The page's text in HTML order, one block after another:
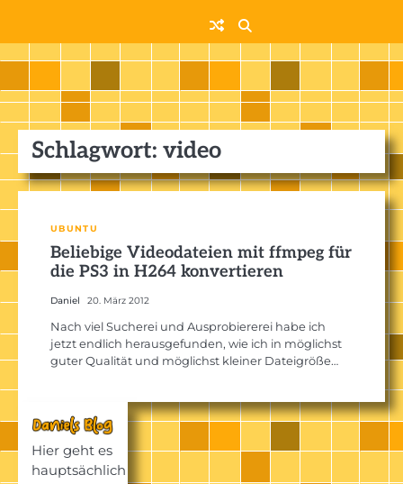
Schlagwort: video
UBUNTU
Beliebige Videodateien mit ffmpeg für
die PS3 in H264 konvertieren
Daniel 20. März 2012
Nach viel Sucherei und Ausprobiererei habe ich
jetzt endlich herausgefunden, wie ich in möglichst
guter Qualität und möglichst kleiner Dateigröße…
Hier geht es
hauptsächlich